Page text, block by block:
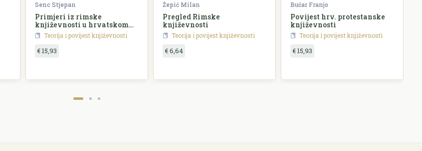
Senc Stjepan
Primjeri iz rimske
književnosti u hrvatskom
prijevodu
Teorija i povijest književnosti
€ 15,93
Žepić Milan
Pregled Rimske
književnosti
Teorija i povijest književnosti
€ 6,64
Bučar Franjo
Povijest hrv. protestanske
književnosti
Teorija i povijest književnosti
€ 15,93